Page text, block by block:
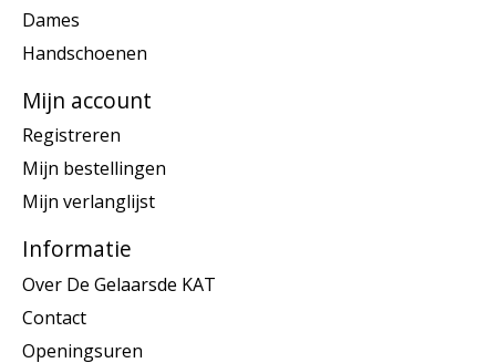
Dames
Handschoenen
Mijn account
Registreren
Mijn bestellingen
Mijn verlanglijst
Informatie
Over De Gelaarsde KAT
Contact
Openingsuren